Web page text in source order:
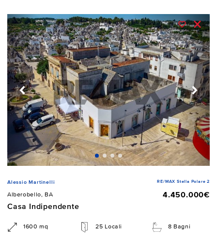
Alessio Martinelli RE/MAX Stella Polare 2
Alberobello, BA
4.450.000€
Casa Indipendente
1600 mq 25 Locali 8 Bagni